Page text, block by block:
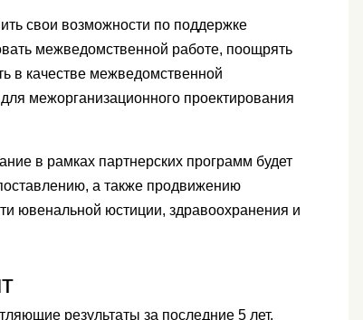
свои возможности по поддержке
межведомственной работе, поощрять
в качестве межведомственной
межорганизационного проектирования
в рамках партнерских программ будет
а также продвижению
ювенальной юстиции, здравоохранения и
результаты за последние 5 лет,